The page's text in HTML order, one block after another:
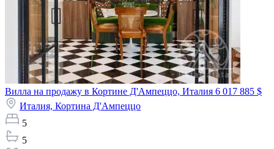
Вилла на продажу в Кортине Д'Ампеццо, Италия 6 017 885 $
Италия, Кортина Д'Ампеццо
5
5